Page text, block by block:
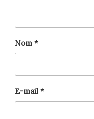
Nom *
E-mail *